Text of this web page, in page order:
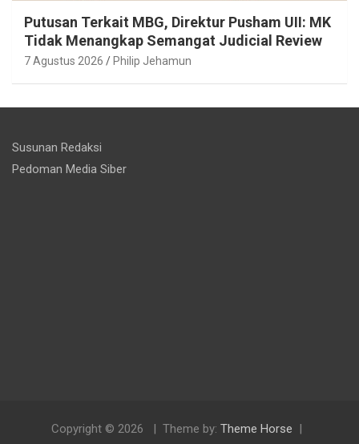
Putusan Terkait MBG, Direktur Pusham UII: MK
Tidak Menangkap Semangat Judicial Review
7 Agustus 2026 Philip Jehamun
Susunan Redaksi
Pedoman Media Siber
Copyright © 2026 Theme by: Theme Horse